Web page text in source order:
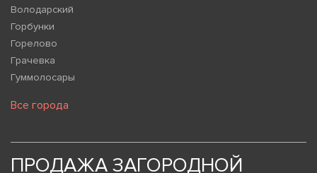
Володарский
Горбунки
Горелово
Грачевка
Гуммолосары
Все города
ПРОДАЖА ЗАГОРОДНОЙ